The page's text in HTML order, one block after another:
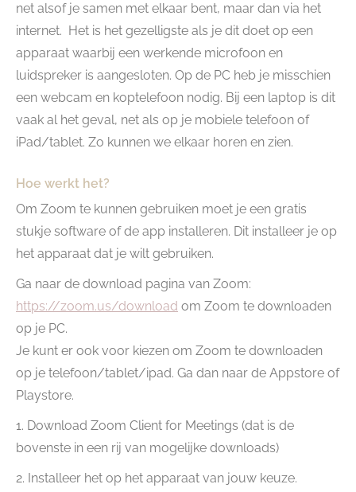
net alsof je samen met elkaar bent, maar dan via het
internet. Het is het gezelligste als je dit doet op een
apparaat waarbij een werkende microfoon en
luidspreker is aangesloten. Op de PC heb je misschien
een webcam en koptelefoon nodig. Bij een laptop is dit
vaak al het geval, net als op je mobiele telefoon of
iPad/tablet. Zo kunnen we elkaar horen en zien.
Hoe werkt het?
Om Zoom te kunnen gebruiken moet je een gratis
stukje software of de app installeren. Dit installeer je op
het apparaat dat je wilt gebruiken.
Ga naar de download pagina van Zoom:
https://zoom.us/download om Zoom te downloaden
op je PC.
Je kunt er ook voor kiezen om Zoom te downloaden
op je telefoon/tablet/ipad. Ga dan naar de Appstore of
Playstore.
1. Download Zoom Client for Meetings (dat is de
bovenste in een rij van mogelijke downloads)
2. Installeer het op het apparaat van jouw keuze.